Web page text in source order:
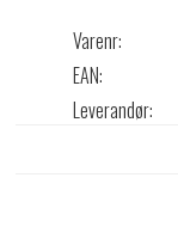
Varenr:
EAN:
Leverandør: